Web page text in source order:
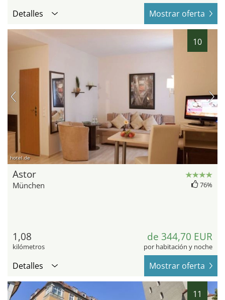
Detalles Mostrar oferta
10
hotel.de
Astor
München 76%
1,08
kilómetros
de 344,70 EUR
por habitación y noche
Detalles Mostrar oferta
11